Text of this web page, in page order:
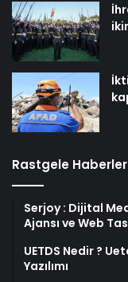
Rastgele Haberler
Serjoy : Dijital
UETDS Nedir ?
Yazılımı
Yeni Dünya
Hakan Fidan
Savunma